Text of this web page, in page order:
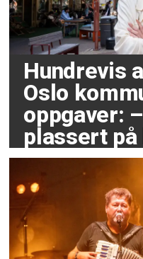
Hundrevis
Oslo
oppgaver:
plassert